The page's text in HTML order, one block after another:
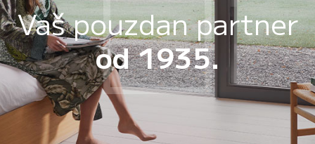
Vaš pouzdan partner
od 1935.